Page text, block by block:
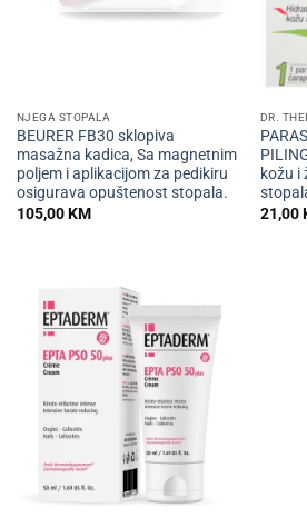
NJEGA STOPALA
BEURER FB30 sklopiva
masažna kadica, Sa magnetnim
poljem i aplikacijom za pedikiru
osigurava opuštenost stopala.
105,00KM
DR.
kožu i
21,00